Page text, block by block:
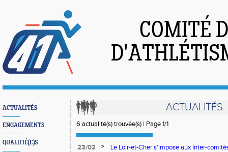
COMITÉ
ACTUALITÉS
ENGAGEMENTS
QUALIFIÉ(E)S
ACTUALITÉS
6 actualité(s) trouvée(s) | Page 1/1
23/02 >
Le Loir-et-Cher s'impose aux Inter-